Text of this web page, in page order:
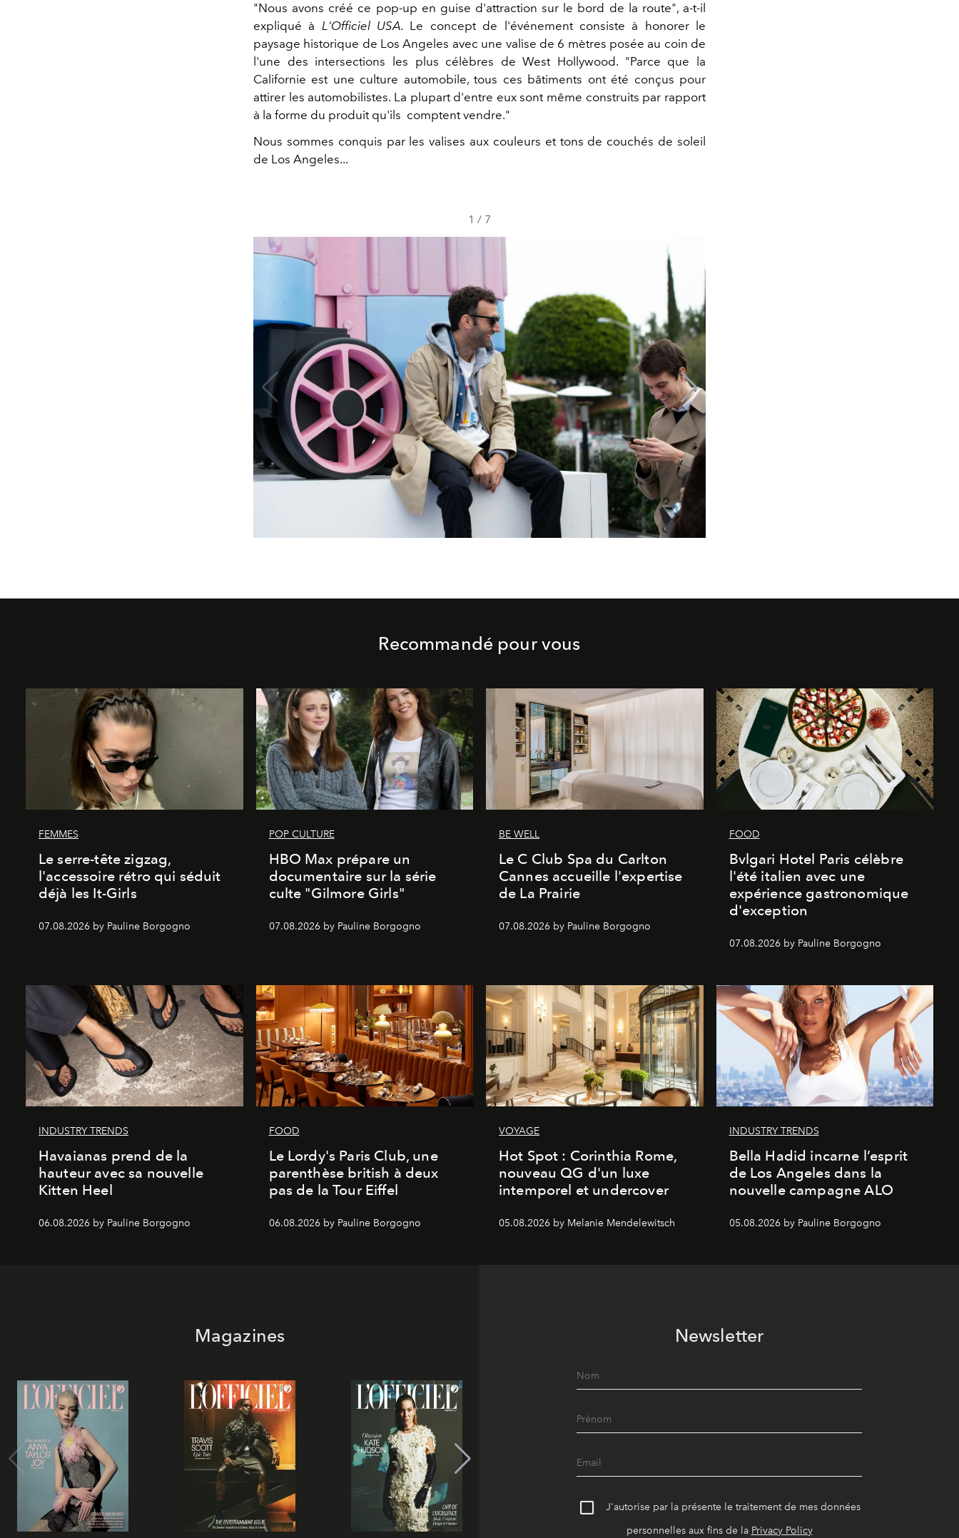
"Nous avons créé ce pop-up en guise d'attraction sur le bord de la route", a-t-il
expliqué à L'Officiel USA. Le concept de l'événement consiste à honorer le
paysage historique de Los Angeles avec une valise de 6 mètres posée au coin de
l'une des intersections les plus célèbres de West Hollywood. "Parce que la
Californie est une culture automobile, tous ces bâtiments ont été conçus pour
attirer les automobilistes. La plupart d'entre eux sont même construits par rapport
à la forme du produit qu'ils comptent vendre."
Nous sommes conquis par les valises aux couleurs et tons de couchés de soleil
de Los Angeles...
1 / 7
Recommandé pour vous
FEMMES
Le serre-tête zigzag,
l'accessoire rétro qui séduit
déjà les It-Girls
07.08.2026 by Pauline Borgogno
POP CULTURE
HBO Max prépare un
documentaire sur la série
culte "Gilmore Girls"
07.08.2026 by Pauline Borgogno
BE WELL
Le C Club Spa du Carlton
Cannes accueille l'expertise
de La Prairie
07.08.2026 by Pauline Borgogno
FOOD
Bvlgari Hotel Paris célèbre
l'été italien avec une
expérience gastronomique
d'exception
07.08.2026 by Pauline Borgogno
INDUSTRY TRENDS
Havaianas prend de la
hauteur avec sa nouvelle
Kitten Heel
06.08.2026 by Pauline Borgogno
FOOD
Le Lordy's Paris Club, une
parenthèse british à deux
pas de la Tour Eiffel
06.08.2026 by Pauline Borgogno
VOYAGE
Hot Spot : Corinthia Rome,
nouveau QG d'un luxe
intemporel et undercover
05.08.2026 by Melanie Mendelewitsch
INDUSTRY TRENDS
Bella Hadid incarne l’esprit
de Los Angeles dans la
nouvelle campagne ALO
05.08.2026 by Pauline Borgogno
Magazines Newsletter
J'autorise par la présente le traitement de mes données
personnelles aux fins de la Privacy Policy